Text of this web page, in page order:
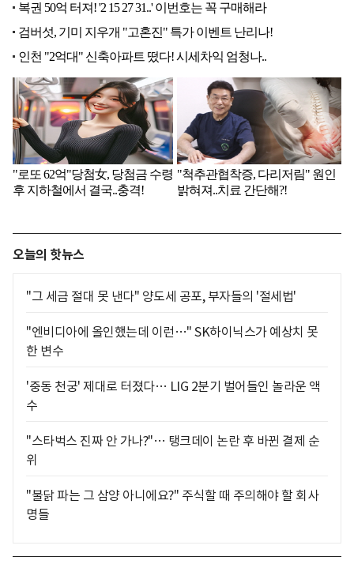
오늘의 핫뉴스
"그 세금 절대 못 낸다" 양도세 공포, 부자들의 '절세법'
"엔비디아에 올인했는데 이런…" SK하이닉스가 예상치 못
한 변수
'중동 천궁' 제대로 터졌다… LIG 2분기 벌어들인 놀라운 액
수
"스타벅스 진짜 안 가나?"… 탱크데이 논란 후 바뀐 결제 순
위
"불닭 파는 그 삼양 아니에요?" 주식할 때 주의해야 할 회사
명들